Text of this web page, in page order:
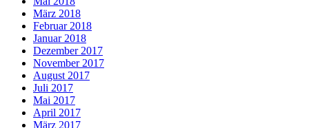
März 2018
Februar 2018
Januar 2018
Dezember 2017
November 2017
August 2017
Juli 2017
Mai 2017
April 2017
März 2017